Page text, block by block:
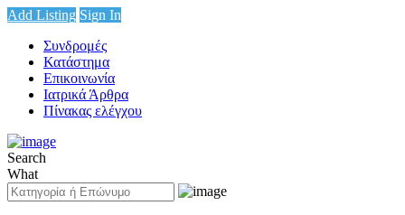
Add Listing Sign In
Συνδρομές
Κατάστημα
Επικοινωνία
Ιατρικά Άρθρα
Πίνακας ελέγχου
Search
What